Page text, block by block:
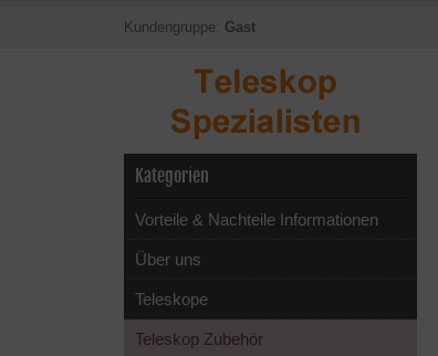
Kundengruppe: Gast
Kategorien
Vorteile & Nachteile Informationen
Über uns
Teleskope
Teleskop Zubehör